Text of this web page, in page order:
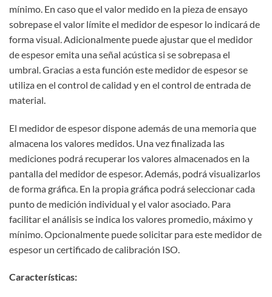
mínimo. En caso que el valor medido en la pieza de ensayo
sobrepase el valor límite el medidor de espesor lo indicará de
forma visual. Adicionalmente puede ajustar que el medidor
de espesor emita una señal acústica si se sobrepasa el
umbral. Gracias a esta función este medidor de espesor se
utiliza en el control de calidad y en el control de entrada de
material.
El medidor de espesor dispone además de una memoria que
almacena los valores medidos. Una vez finalizada las
mediciones podrá recuperar los valores almacenados en la
pantalla del medidor de espesor. Además, podrá visualizarlos
de forma gráfica. En la propia gráfica podrá seleccionar cada
punto de medición individual y el valor asociado. Para
facilitar el análisis se indica los valores promedio, máximo y
mínimo. Opcionalmente puede solicitar para este medidor de
espesor un certificado de calibración ISO.
Características: